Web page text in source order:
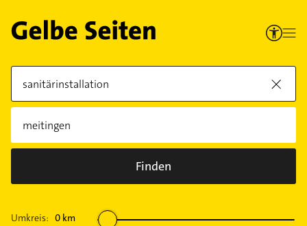
Finden
Umkreis: 0 km